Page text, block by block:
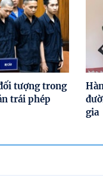
tượng trong
trái phép
gia